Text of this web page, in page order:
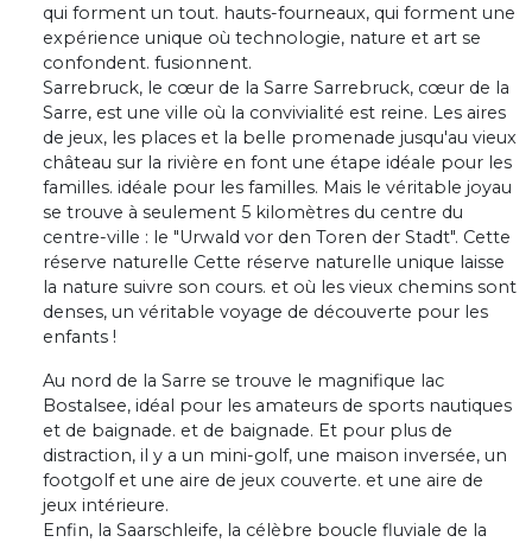
qui forment un tout. hauts-fourneaux, qui forment une
expérience unique où technologie, nature et art se
confondent. fusionnent.
Sarrebruck, le cœur de la Sarre Sarrebruck, cœur de la
Sarre, est une ville où la convivialité est reine. Les aires
de jeux, les places et la belle promenade jusqu'au vieux
château sur la rivière en font une étape idéale pour les
familles. idéale pour les familles. Mais le véritable joyau
se trouve à seulement 5 kilomètres du centre du
centre-ville : le "Urwald vor den Toren der Stadt". Cette
réserve naturelle Cette réserve naturelle unique laisse
la nature suivre son cours. et où les vieux chemins sont
denses, un véritable voyage de découverte pour les
enfants !
Au nord de la Sarre se trouve le magnifique lac
Bostalsee, idéal pour les amateurs de sports nautiques
et de baignade. et de baignade. Et pour plus de
distraction, il y a un mini-golf, une maison inversée, un
footgolf et une aire de jeux couverte. et une aire de
jeux intérieure.
Enfin, la Saarschleife, la célèbre boucle fluviale de la